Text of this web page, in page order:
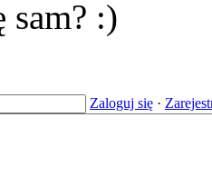
sam? :)
Zaloguj się ·